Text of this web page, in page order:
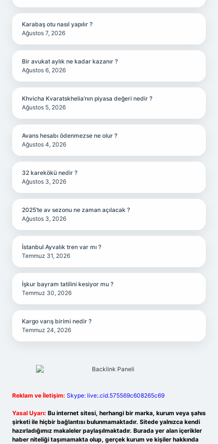
Karabaş otu nasıl yapılır ?
Ağustos 7, 2026
Bir avukat aylık ne kadar kazanır ?
Ağustos 6, 2026
Khvicha Kvaratskhelia’nın piyasa değeri nedir ?
Ağustos 5, 2026
Avans hesabı ödenmezse ne olur ?
Ağustos 4, 2026
32 karekökü nedir ?
Ağustos 3, 2026
2025’te av sezonu ne zaman açılacak ?
Ağustos 3, 2026
İstanbul Ayvalık tren var mı ?
Temmuz 31, 2026
İşkur bayram tatilini kesiyor mu ?
Temmuz 30, 2026
Kargo varış birimi nedir ?
Temmuz 24, 2026
Reklam ve İletişim: Skype: live:.cid.575569c608265c69
Yasal Uyarı: Bu internet sitesi, herhangi bir marka, kurum veya şahıs
şirketi ile hiçbir bağlantısı bulunmamaktadır. Sitede yalnızca kendi
hazırladığımız makaleler paylaşılmaktadır. Burada yer alan içerikler
haber niteliği taşımamakta olup, gerçek kurum ve kişiler hakkında